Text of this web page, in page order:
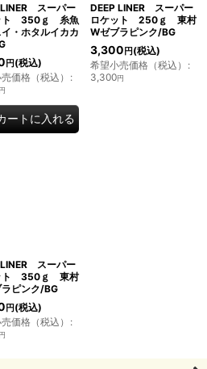
LINER スーパー
ト 350ｇ 糸魚
イ・ホタルイカカ
円(税込)
価格（税込）
:
ートに入れる
DEEP LINER スーパー
ロケット 250ｇ 東村
Wゼブラピンク/BG
3,300 円(税込)
希望小売価格（税込） :
3,300円
LINER スーパー
ト 350ｇ 東村
ピンク/BG
円(税込)
価格（税込）
: